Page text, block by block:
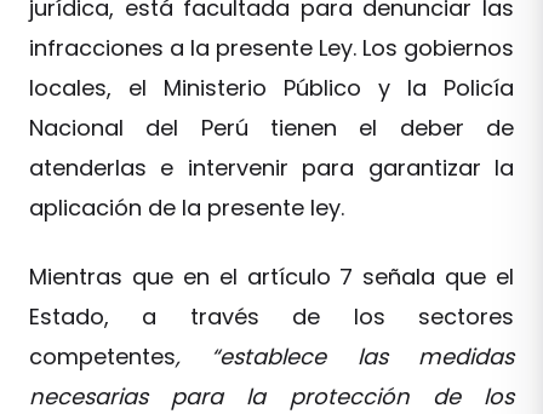
jurídica, está facultada para denunciar las
infracciones a la presente Ley. Los gobiernos
locales, el Ministerio Público y la Policía
Nacional del Perú tienen el deber de
atenderlas e intervenir para garantizar la
aplicación de la presente ley.
Mientras que en el artículo 7 señala que el
Estado, a través de los sectores
competentes, “establece las medidas
necesarias para la protección de los